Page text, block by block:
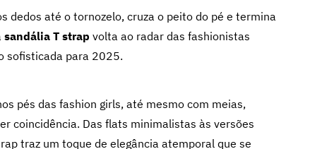
dedos até o tornozelo, cruza o peito do pé e termina
sandália T strap volta ao radar das fashionistas
sofisticada para 2025.
pés das fashion girls, até mesmo com meias,
coincidência. Das flats minimalistas às versões
traz um toque de elegância atemporal que se